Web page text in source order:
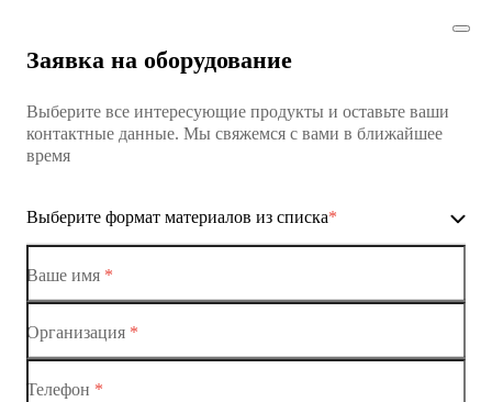
Заявка на оборудование
Выберите все интересующие продукты и оставьте ваши
контактные данные. Мы свяжемся с вами в ближайшее
время
Выберите формат материалов из списка*
Ethernet-коммутаторы
Ваше имя *
Организация *
Телефон *